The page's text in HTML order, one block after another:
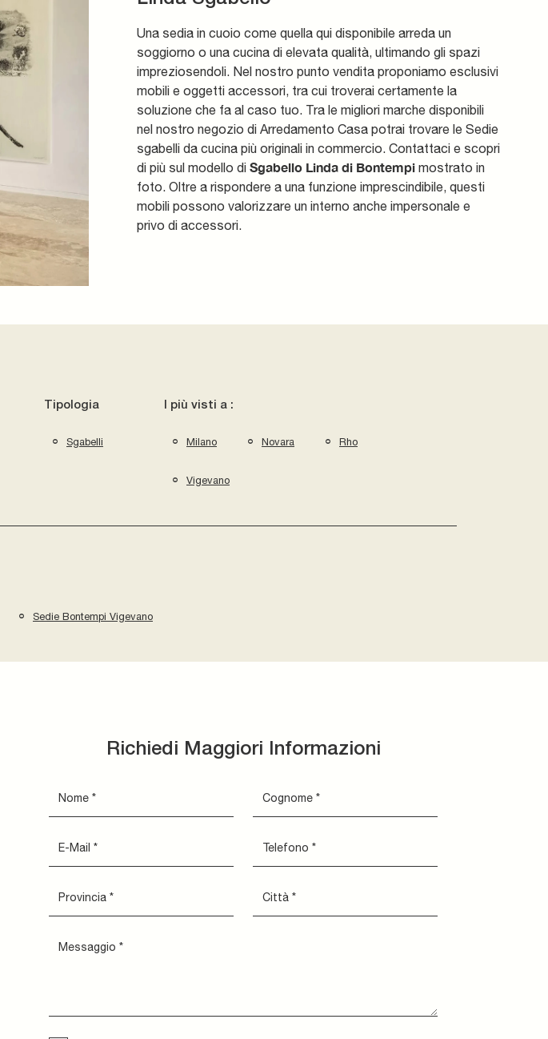
Una sedia in cuoio come quella qui disponibile arreda un
soggiorno o una cucina di elevata qualità, ultimando gli spazi
impreziosendoli. Nel nostro punto vendita proponiamo esclusivi
mobili e oggetti accessori, tra cui troverai certamente la
soluzione che fa al caso tuo. Tra le migliori marche disponibili
nel nostro negozio di Arredamento Casa potrai trovare le Sedie
sgabelli da cucina più originali in commercio. Contattaci e scopri
di più sul modello di Sgabello Linda di Bontempi mostrato in
foto. Oltre a rispondere a una funzione imprescindibile, questi
mobili possono valorizzare un interno anche impersonale e
privo di accessori.
Tipologia
Sgabelli
I più visti a :
Milano Novara Rho
Vigevano
Sedie Bontempi Vigevano
Richiedi Maggiori Informazioni